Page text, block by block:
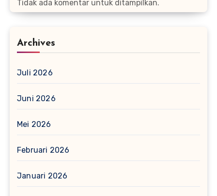
Tidak ada komentar untuk ditampilkan.
Archives
Juli 2026
Juni 2026
Mei 2026
Februari 2026
Januari 2026